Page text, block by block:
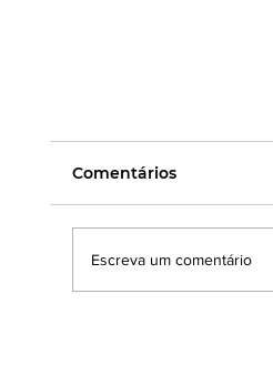
Comentários
Escreva um comentário